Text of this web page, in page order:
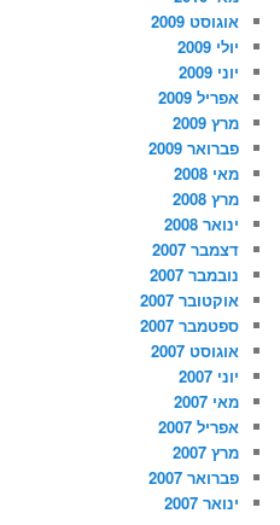
אוגוסט 2009
יולי 2009
יוני 2009
אפריל 2009
מרץ 2009
פברואר 2009
מאי 2008
מרץ 2008
ינואר 2008
דצמבר 2007
נובמבר 2007
אוקטובר 2007
ספטמבר 2007
אוגוסט 2007
יוני 2007
מאי 2007
אפריל 2007
מרץ 2007
פברואר 2007
ינואר 2007